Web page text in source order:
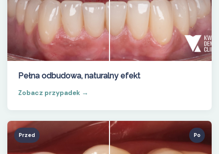
Pełna odbudowa, naturalny efekt
Zobacz przypadek →
Przed Po